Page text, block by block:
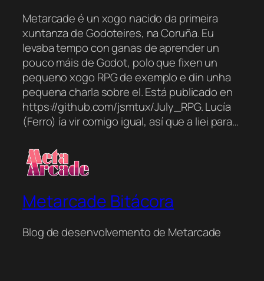
Metarcade é un xogo nacido da primeira
xuntanza de Godoteires, na Coruña. Eu
levaba tempo con ganas de aprender un
pouco máis de Godot, polo que fixen un
pequeno xogo RPG de exemplo e din unha
pequena charla sobre el. Está publicado en
https://github.com/jsmtux/July_RPG. Lucía
(Ferro) ía vir comigo igual, así que a liei para…
Metarcade Bitácora
Blog de desenvolvemento de Metarcade